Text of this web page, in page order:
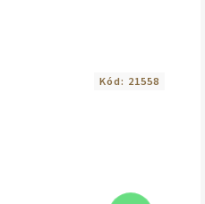
Kód: 21558